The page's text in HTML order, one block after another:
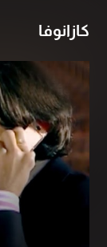
كازانوفا